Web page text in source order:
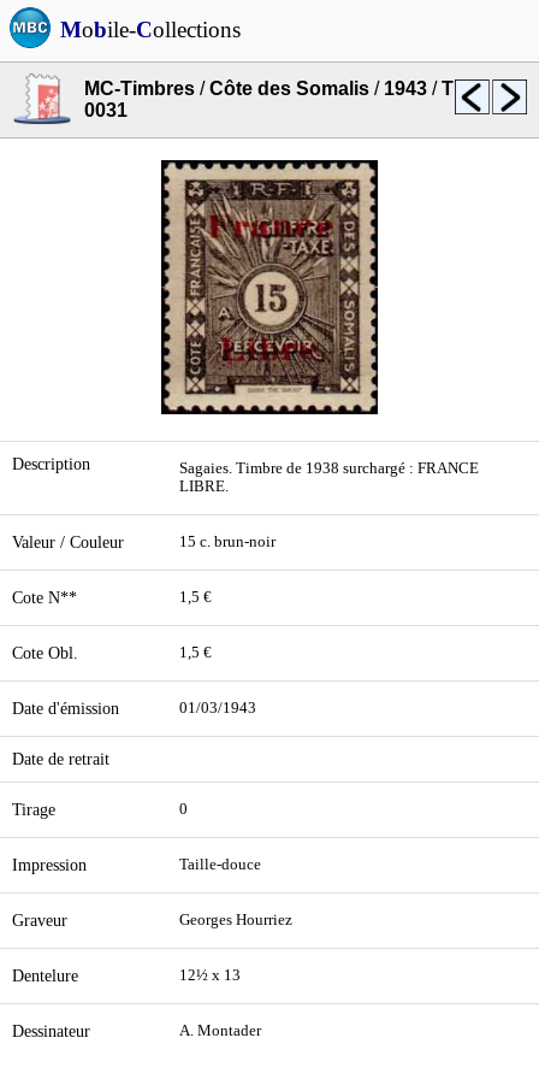
Mobile-Collections
MC-Timbres /Côte des Somalis / 1943 /T
0031
Description
Sagaies. Timbre de 1938 surchargé : FRANCE
LIBRE.
Valeur / Couleur 15 c. brun-noir
Cote N** 1,5 €
Cote Obl. 1,5 €
Date d'émission 01/03/1943
Date de retrait
Tirage 0
Impression Taille-douce
Graveur Georges Hourriez
Dentelure 12½ x 13
Dessinateur A. Montader